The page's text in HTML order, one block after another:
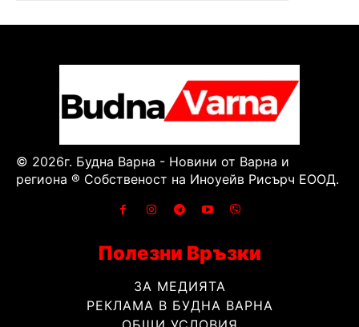
© 2026г. Будна Варна - Новини от Варна и
региона ® Собственост на Иноуейв Рисърч ЕООД.
Полезни Връзки
ЗА МЕДИЯТА
РЕКЛАМА В БУДНА ВАРНА